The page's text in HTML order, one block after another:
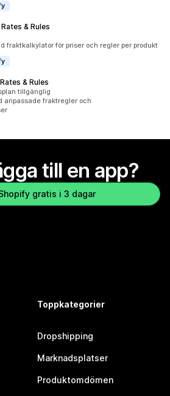
& Rules
fraktkalkylator för priser och regler per produkt
& Rules
tillgänglig
anpassade fraktregler och
till en app?
gratis i 3 dagar
Toppkategorier
Dropshipping
Marknadsplatser
Produktomdömen